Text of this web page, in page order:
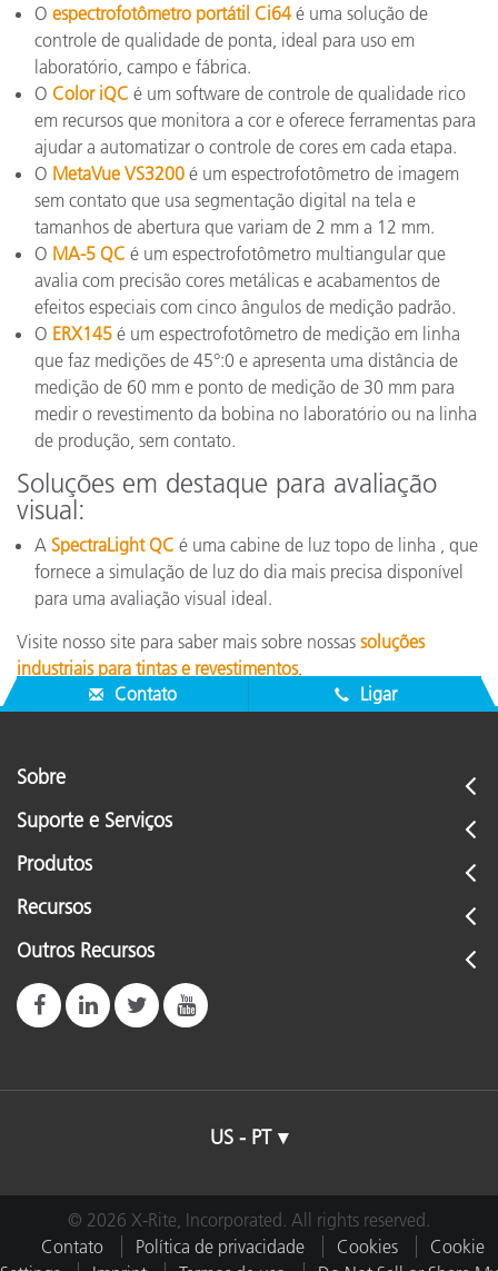
O espectrofotômetro portátil Ci64é uma solução de
controle de qualidade de ponta, ideal para uso em
laboratório, campo e fábrica.
O Color iQC é um software de controle de qualidade rico
em recursos que monitora a cor e oferece ferramentas para
ajudar a automatizar o controle de cores em cada etapa.
O MetaVue VS3200 é um espectrofotômetro de imagem
sem contato que usa segmentação digital na tela e
tamanhos de abertura que variam de 2 mm a 12 mm.
O MA-5 QC é um espectrofotômetro multiangular que
avalia com precisão cores metálicas e acabamentos de
efeitos especiais com cinco ângulos de medição padrão.
O ERX145 é um espectrofotômetro de medição em linha
que faz medições de 45°:0 e apresenta uma distância de
medição de 60 mm e ponto de medição de 30 mm para
medir o revestimento da bobina no laboratório ou na linha
de produção, sem contato.
Soluções em destaque para avaliação
visual:
A SpectraLight QC é uma cabine de luz topo de linha , que
fornece a simulação de luz do dia mais precisa disponível
para uma avaliação visual ideal.
Visite nosso site para saber mais sobre nossas soluções
industriais para tintas e revestimentos.
Contato
Ligar
Sobre
Suporte e Serviços
Produtos
Recursos
Outros Recursos
US - PT
© 2026 X-Rite, Incorporated. All rights reserved.
Contato
Política de privacidade Cookies
Cookie